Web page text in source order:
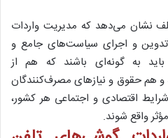
نشان می‌دهد که مدیریت واردات
تدوین و اجرای سیاست‌های جامع و
به گونه‌ای باشند که هم از
و هم حقوق و نیازهای مصرف‌کنندگان
اقتصادی و اجتماعی هر کشور،
واقع شوند.